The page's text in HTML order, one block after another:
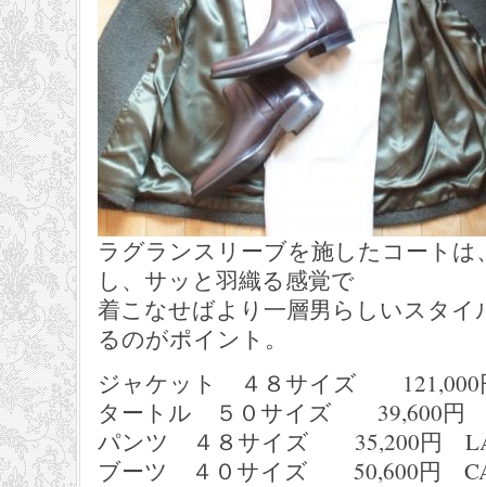
ラグランスリーブを施したコート
し、サッと羽織る感覚で
着こなせばより一層男らしいスタイ
るのがポイント。
ジャケット ４８サイズ 121,000
タートル ５０サイズ 39,600円
パンツ ４８サイズ 35,200円
ブーツ ４０サイズ 50,600円